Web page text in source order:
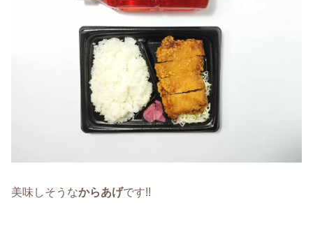
美味しそうなからあげです!!